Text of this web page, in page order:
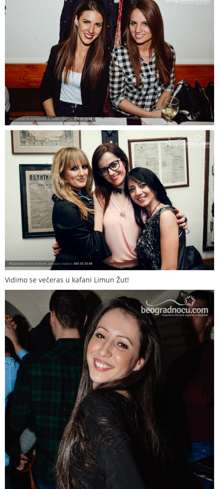
Vidimo se večeras u kafani Limun Žut!